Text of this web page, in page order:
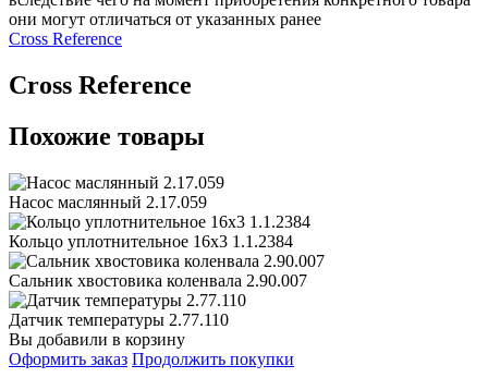
они могут отличаться от указанных ранее
Сross Reference
Сross Reference
Похожие товары
Насос маслянный 2.17.059
Кольцо уплотнительное 16х3 1.1.2384
Сальник хвостовика коленвала 2.90.007
Датчик температуры 2.77.110
Вы добавили в корзину
Оформить заказ Продолжить покупки